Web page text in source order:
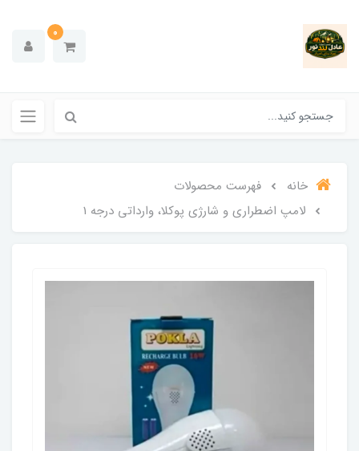
0
خانه
فهرست محصولات
لامپ اضطراری و شارژی پوکلا، وارداتی درجه 1